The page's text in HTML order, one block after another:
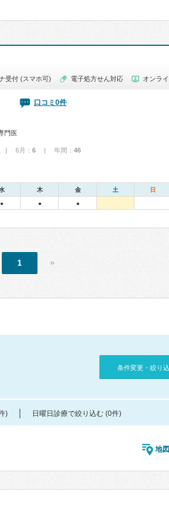
受付 (スマホ可) 電子処方せん対応 オンラ
口コミ0件
門医
| 6月： 6 | 年間： 46
木 金 土 日
● ● ●
1 »
条件変更・絞り
) 日曜日診療で絞り込む (0件)
地